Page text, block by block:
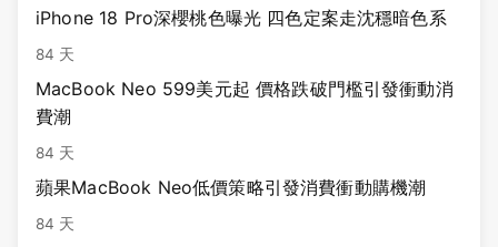
iPhone 18 Pro深櫻桃色曝光 四色定案走沈穩暗色系
84 天
MacBook Neo 599美元起 價格跌破門檻引發衝動消
費潮
84 天
蘋果MacBook Neo低價策略引發消費衝動購機潮
84 天